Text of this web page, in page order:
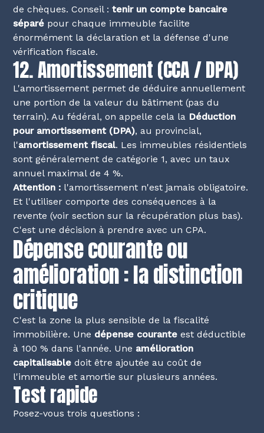
de chèques. Conseil :tenir un compte bancaire
séparé pour chaque immeuble facilite
énormément la déclaration et la défense d'une
vérification fiscale.
12. Amortissement (CCA / DPA)
L'amortissement permet de déduire annuellement
une portion de la valeur du bâtiment (pas du
terrain). Au fédéral, on appelle cela la Déduction
pour amortissement (DPA), au provincial,
l'amortissement fiscal. Les immeubles résidentiels
sont généralement de catégorie 1, avec un taux
annuel maximal de 4 %.
Attention : l'amortissement n'est jamais obligatoire.
Et l'utiliser comporte des conséquences à la
revente (voir section sur la récupération plus bas).
C'est une décision à prendre avec un CPA.
Dépense courante ou
amélioration : la distinction
critique
C'est la zone la plus sensible de la fiscalité
immobilière. Une dépense courante est déductible
à 100 % dans l'année. Une amélioration
capitalisable doit être ajoutée au coût de
l'immeuble et amortie sur plusieurs années.
Test rapide
Posez-vous trois questions :